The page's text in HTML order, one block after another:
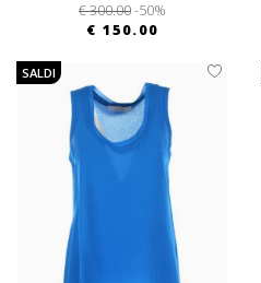
€ 300.00-50%
€ 150.00
SALDI